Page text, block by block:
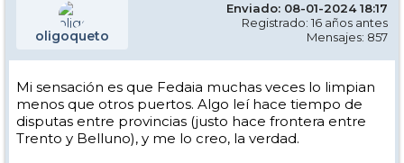
oligoqueto
Enviado: 08-01-2024 18:17
Registrado: 16 años antes
Mensajes: 857
Mi sensación es que Fedaia muchas veces lo limpian
menos que otros puertos. Algo leí hace tiempo de
disputas entre provincias (justo hace frontera entre
Trento y Belluno), y me lo creo, la verdad.